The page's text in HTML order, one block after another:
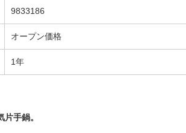
9833186
オープン価格
1年
手鍋。